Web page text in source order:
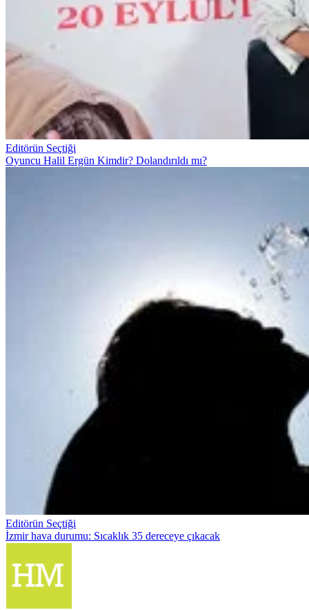
Editörün Seçtiği
Oyuncu Halil Ergün Kimdir? Dolandırıldı mı?
Editörün Seçtiği
İzmir hava durumu: Sıcaklık 35 dereceye çıkacak